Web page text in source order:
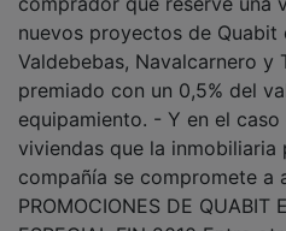
nuevos proyectos de Quabit
Valdebebas, Navalcarnero y
premiado con un 0,5% del
equipamiento. - Y en el caso
viviendas que la inmobiliaria
compañía se compromete a
PROMOCIONES DE QUABIT
ESPECIAL FIN 2010 Entre